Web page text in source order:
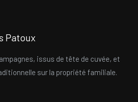
Patoux
issus de tête de cuvée, et
sur la propriété familiale.